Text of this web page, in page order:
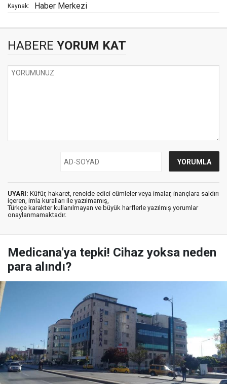
Kaynak: Haber Merkezi
HABERE YORUM KAT
UYARI: Küfür, hakaret, rencide edici cümleler veya imalar, inançlara saldırı
içeren, imla kuralları ile yazılmamış,
Türkçe karakter kullanılmayan ve büyük harflerle yazılmış yorumlar
onaylanmamaktadır.
Medicana'ya tepki! Cihaz yoksa neden
para alındı?